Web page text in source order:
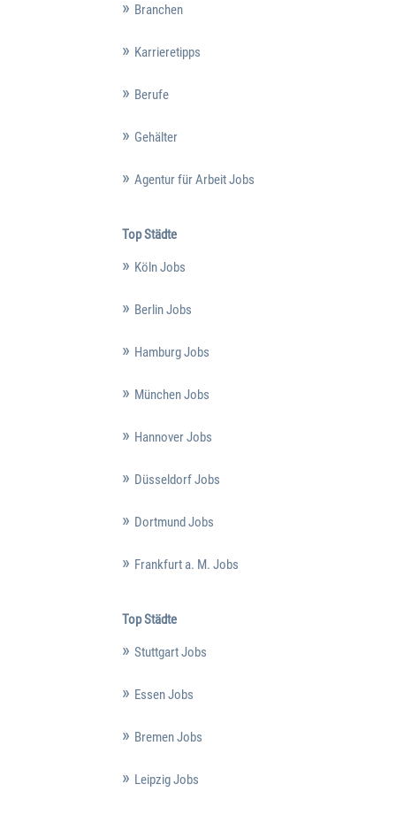
Branchen
Karrieretipps
Berufe
Gehälter
Agentur für Arbeit Jobs
Top Städte
Köln Jobs
Berlin Jobs
Hamburg Jobs
München Jobs
Hannover Jobs
Düsseldorf Jobs
Dortmund Jobs
Frankfurt a. M. Jobs
Top Städte
Stuttgart Jobs
Essen Jobs
Bremen Jobs
Leipzig Jobs